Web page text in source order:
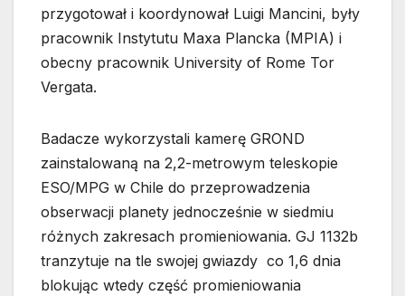
przygotował i koordynował Luigi Mancini, były
pracownik Instytutu Maxa Plancka (MPIA) i
obecny pracownik University of Rome Tor
Vergata.
Badacze wykorzystali kamerę GROND
zainstalowaną na 2,2-metrowym teleskopie
ESO/MPG w Chile do przeprowadzenia
obserwacji planety jednocześnie w siedmiu
różnych zakresach promieniowania. GJ 1132b
tranzytuje na tle swojej gwiazdy co 1,6 dnia
blokując wtedy część promieniowania